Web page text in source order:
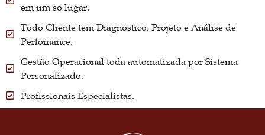
em um só lugar.
Todo Cliente tem Diagnóstico, Projeto e Análise de
Perfomance.
Gestão Operacional toda automatizada por Sistema
Personalizado.
Profissionais Especialistas.